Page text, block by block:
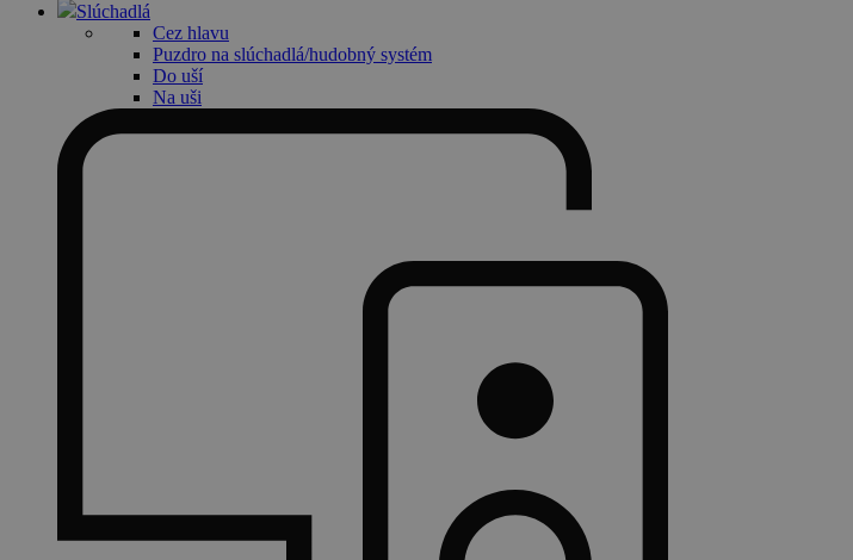
Slúchadlá
Cez hlavu
Puzdro na slúchadlá/hudobný systém
Do uší
Na uši